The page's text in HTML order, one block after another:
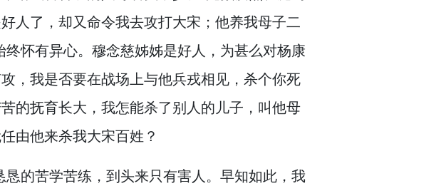
人了， 却又命令我去攻打大宋；他养我母子二
怀有异心。 穆念慈姊姊是好人， 为甚么对杨康
， 我是否要在战场上与他兵戎相见， 杀个你死
的抚育长大， 我怎能杀了别人的儿子， 叫他母
由他来杀我大宋百姓？
的苦学苦练， 到头来只有害人。 早知如此， 我